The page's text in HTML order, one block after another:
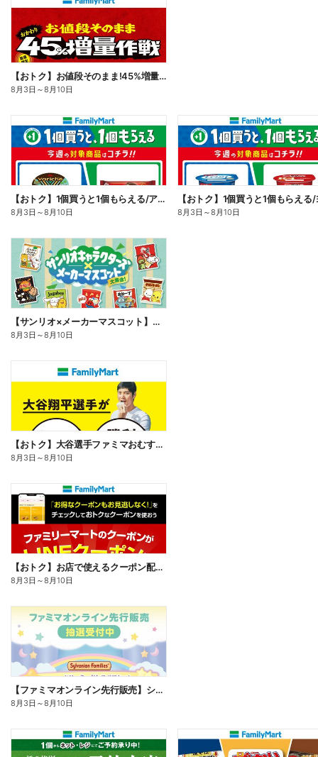
【おトク】お値段そのまま!45%増量作戦!
8月3日 ～8月10日
【おトク】1個買うと1個もらえる/アイス
8月3日 ～8月10日 8月3日 ～8月10日
【サンリオ×メーカーマスコット】オリジナルグッズ貰える!
8月3日 ～8月10日
【おトク】大谷選手ファミマおむすび割
8月3日 ～8月10日
【おトク】お店で使えるクーポン配信中
8月3日 ～8月10日
【ファミマオンライン先行販売】シルバニアファミリー
8月3日 ～8月10日